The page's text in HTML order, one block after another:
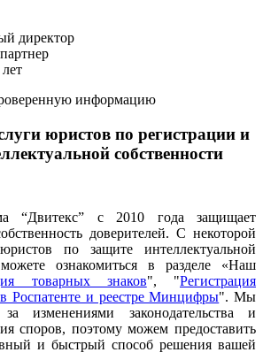
директор
информацию
юристов по регистрации и
собственности
“Двитекс” с 2010 года защищает
доверителей. С некоторой
по защите интеллектуальной
ознакомиться в разделе «Наш
товарных знаков", "Регистрация
и реестре Минцифры". Мы
изменениями законодательства и
споров, поэтому можем предоставить
и быстрый способ решения вашей